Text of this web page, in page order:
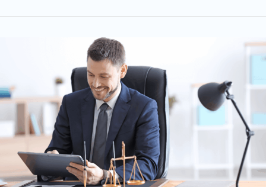
Domina
a
Já
Não
Trabalha
Horas